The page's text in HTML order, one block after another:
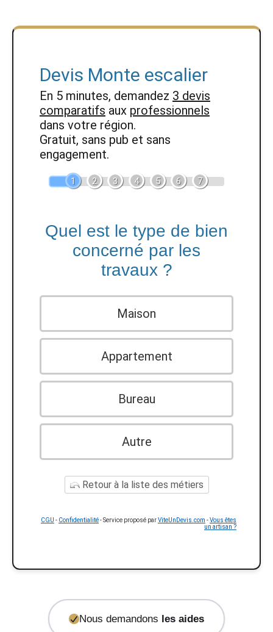
Devis Monte escalier
En 5 minutes, demandez 3 devis
comparatifs aux professionnels
dans votre région.
Gratuit, sans pub et sans
engagement.
1 2 3 4 5 6 7
Quel est le type de bien
concerné par les
travaux ?
Maison
Appartement
Bureau
Autre
Retour à la liste des métiers
CGU - Confidentialité- Service proposé parViteUnDevis.com -Vous êtes
un artisan ?
Nous demandons les aides